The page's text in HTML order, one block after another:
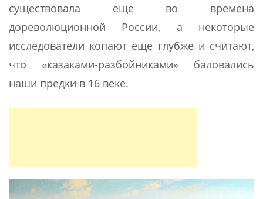
существовала еще во времена
дореволюционной России, а некоторые
исследователи копают еще глубже и считают,
что «казаками-разбойниками» баловались
наши предки в 16 веке.